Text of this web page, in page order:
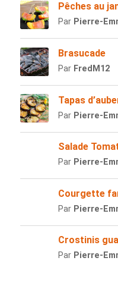
Pêches au
Par Pierre-
Brasucade
Par FredM12
Tapas
Par Pierre-
Salade
Par Pierre-
Courgette
Par Pierre-
Crostinis
Par Pierre-